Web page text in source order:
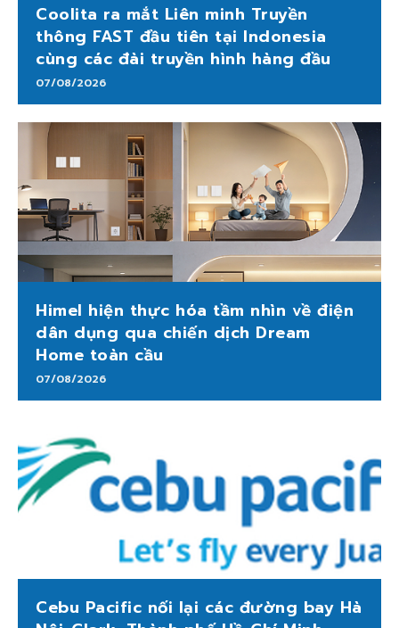
Coolita ra mắt Liên minh Truyền
thông FAST đầu tiên tại Indonesia
cùng các đài truyền hình hàng đầu
07/08/2026
Himel hiện thực hóa tầm nhìn về điện
dân dụng qua chiến dịch Dream
Home toàn cầu
07/08/2026
Cebu Pacific nối lại các đường bay Hà